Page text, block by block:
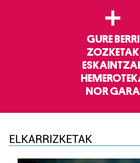
+
GURE BERRI
ZOZKETAK
NOR GARA
ELKARRIZKETAK